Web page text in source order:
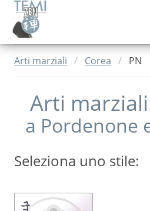
Arti marziali Corea PN
Arti
a Pordenone
Seleziona uno stile: